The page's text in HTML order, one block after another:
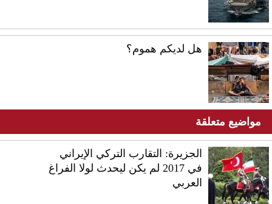
هل لديكم هموم؟
مواضيع متعلقة
الجزيرة: التقارب التركي الإيراني
في 2017 لم يكن ليحدث لولا الفراغ
العربي